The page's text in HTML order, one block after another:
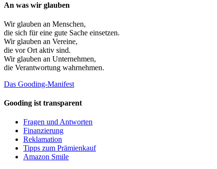
An was wir glauben
Wir glauben an Menschen,
die sich für eine gute Sache einsetzen.
Wir glauben an Vereine,
die vor Ort aktiv sind.
Wir glauben an Unternehmen,
die Verantwortung wahrnehmen.
Das Gooding-Manifest
Gooding ist transparent
Fragen und Antworten
Finanzierung
Reklamation
Tipps zum Prämienkauf
Amazon Smile